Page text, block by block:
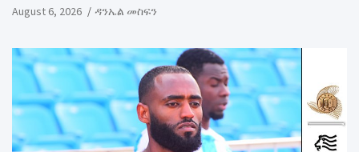
August 6, 2026 ዳንኤል መስፍን